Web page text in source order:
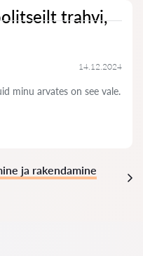
trahvi,
14.12.2024
minu arvates on see vale.
ja rakendamine